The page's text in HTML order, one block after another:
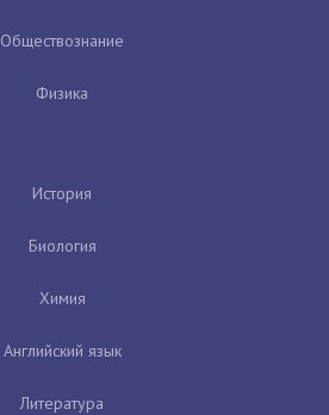
Обществознание
Физика
История
Биология
Химия
Английский язык
Литература